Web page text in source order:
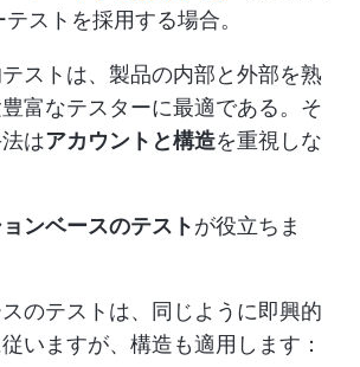
ストを採用する場合。
ストは、製品の内部と外部を熟
富なテスターに最適である。そ
はアカウントと構造を重視しな
ンベースのテストが役立ちま
のテストは、同じように即興的
いますが、構造も適用します：